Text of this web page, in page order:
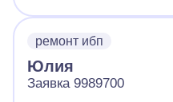
ремонт ибп
Юлия
Заявка 9989700